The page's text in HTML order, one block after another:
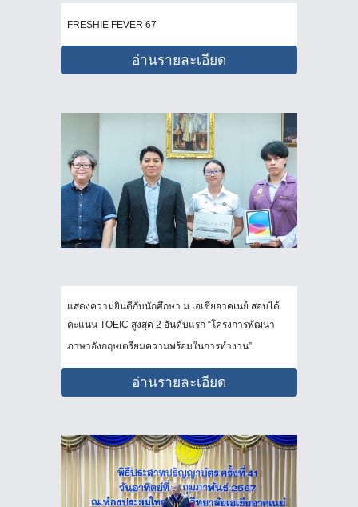
FRESHIE FEVER 67
อ่านรายละเอียด
แสดงความยินดีกับนักศึกษา ม.เอเชียอาคเนย์ สอบได้
คะแนน TOEIC สูงสุด 2 อันดับแรก “โครงการพัฒนา
ภาษาอังกฤษเตรียมความพร้อมในการทำงาน”
อ่านรายละเอียด